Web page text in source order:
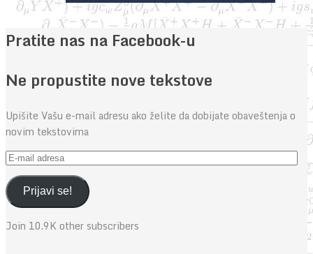
Pratite nas na Facebook-u
Ne propustite nove tekstove
Upišite Vašu e-mail adresu ako želite da dobijate obaveštenja o
novim tekstovima
E-
mail
adresaPrijavi se!
Join 10.9K other subscribers